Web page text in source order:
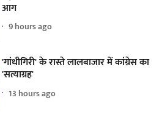
आग
9 hours ago
'गांधीगिरी' के रास्ते लालबाजार में कांग्रेस का
'सत्याग्रह'
13 hours ago